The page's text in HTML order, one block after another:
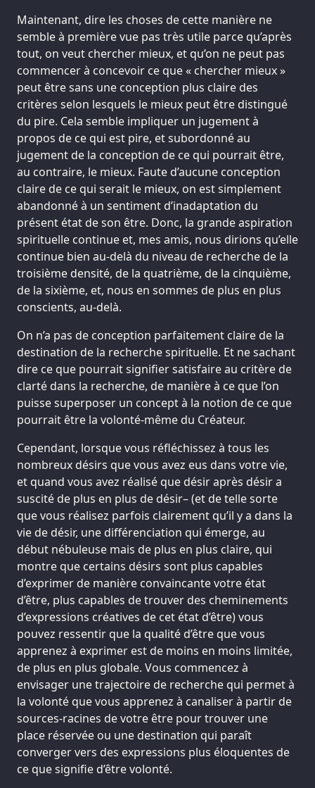
Maintenant, dire les choses de cette manière ne
semble à première vue pas très utile parce qu’après
tout, on veut chercher mieux, et qu’on ne peut pas
commencer à concevoir ce que « chercher mieux »
peut être sans une conception plus claire des
critères selon lesquels le mieux peut être distingué
du pire. Cela semble impliquer un jugement à
propos de ce qui est pire, et subordonné au
jugement de la conception de ce qui pourrait être,
au contraire, le mieux. Faute d’aucune conception
claire de ce qui serait le mieux, on est simplement
abandonné à un sentiment d’inadaptation du
présent état de son être. Donc, la grande aspiration
spirituelle continue et, mes amis, nous dirions qu’elle
continue bien au-delà du niveau de recherche de la
troisième densité, de la quatrième, de la cinquième,
de la sixième, et, nous en sommes de plus en plus
conscients, au-delà.
On n’a pas de conception parfaitement claire de la
destination de la recherche spirituelle. Et ne sachant
dire ce que pourrait signifier satisfaire au critère de
clarté dans la recherche, de manière à ce que l’on
puisse superposer un concept à la notion de ce que
pourrait être la volonté-même du Créateur.
Cependant, lorsque vous réfléchissez à tous les
nombreux désirs que vous avez eus dans votre vie,
et quand vous avez réalisé que désir après désir a
suscité de plus en plus de désir– (et de telle sorte
que vous réalisez parfois clairement qu’il y a dans la
vie de désir, une différenciation qui émerge, au
début nébuleuse mais de plus en plus claire, qui
montre que certains désirs sont plus capables
d’exprimer de manière convaincante votre état
d’être, plus capables de trouver des cheminements
d’expressions créatives de cet état d’être) vous
pouvez ressentir que la qualité d’être que vous
apprenez à exprimer est de moins en moins limitée,
de plus en plus globale. Vous commencez à
envisager une trajectoire de recherche qui permet à
la volonté que vous apprenez à canaliser à partir de
sources-racines de votre être pour trouver une
place réservée ou une destination qui paraît
converger vers des expressions plus éloquentes de
ce que signifie d’être volonté.